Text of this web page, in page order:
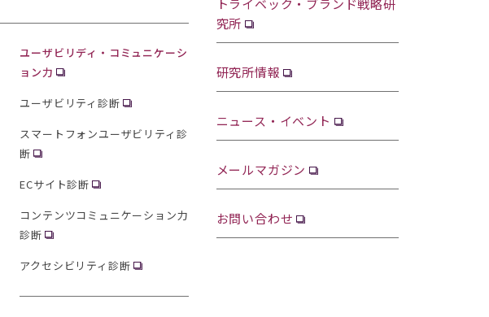
ユーザビリディ・コミュニケーシ
ョン力
ユーザビリティ診断
スマートフォンユーザビリティ診
断
ECサイト診断
コンテンツコミュニケーション力
診断
アクセシビリティ診断
トライベック・ブランド戦略研
究所
研究所情報
ニュース・イベント
メールマガジン
お問い合わせ